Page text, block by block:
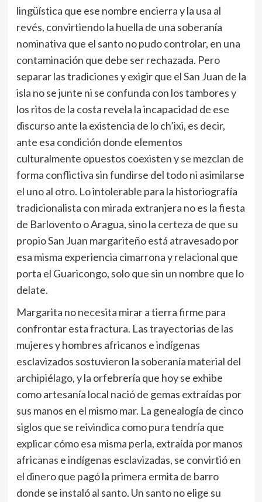
lingüística que ese nombre encierra y la usa al
revés, convirtiendo la huella de una soberanía
nominativa que el santo no pudo controlar, en una
contaminación que debe ser rechazada. Pero
separar las tradiciones y exigir que el San Juan de la
isla no se junte ni se confunda con los tambores y
los ritos de la costa revela la incapacidad de ese
discurso ante la existencia de lo ch’ixi, es decir,
ante esa condición donde elementos
culturalmente opuestos coexisten y se mezclan de
forma conflictiva sin fundirse del todo ni asimilarse
el uno al otro. Lo intolerable para la historiografía
tradicionalista con mirada extranjera no es la fiesta
de Barlovento o Aragua, sino la certeza de que su
propio San Juan margariteño está atravesado por
esa misma experiencia cimarrona y relacional que
porta el Guaricongo, solo que sin un nombre que lo
delate.
Margarita no necesita mirar a tierra firme para
confrontar esta fractura. Las trayectorias de las
mujeres y hombres africanos e indígenas
esclavizados sostuvieron la soberanía material del
archipiélago, y la orfebrería que hoy se exhibe
como artesanía local nació de gemas extraídas por
sus manos en el mismo mar. La genealogía de cinco
siglos que se reivindica como pura tendría que
explicar cómo esa misma perla, extraída por manos
africanas e indígenas esclavizadas, se convirtió en
el dinero que pagó la primera ermita de barro
donde se instaló al santo. Un santo no elige su